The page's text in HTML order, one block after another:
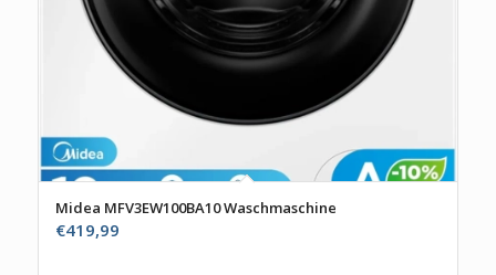
Midea MFV3EW100BA10 Waschmaschine
€419,99